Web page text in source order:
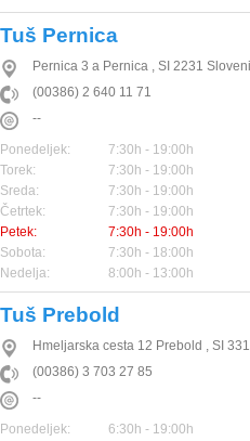
Tuš Pernica
Pernica 3 a Pernica , SI 2231
(00386) 2 640 11 71
--
Ponedeljek:
7:30h - 19:00h
Torek:
7:30h - 19:00h
Sreda:
7:30h - 19:00h
Četrtek:
7:30h - 19:00h
Petek:
7:30h - 19:00h
Sobota:
7:30h - 18:00h
Nedelja:
8:00h - 13:00h
Tuš Prebold
Hmeljarska cesta 12 Prebold , SI
(00386) 3 703 27 85
--
Ponedeljek:
6:30h - 19:00h